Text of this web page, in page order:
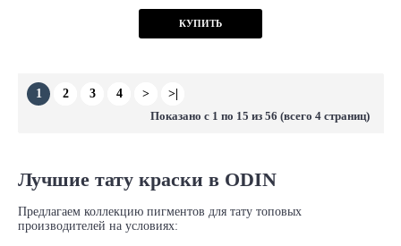
КУПИТЬ
1 2 3 4 >
>|
Показано с 1 по 15 из 56 (всего 4 страниц)
Лучшие тату краски в ODIN
Предлагаем коллекцию пигментов для тату топовых
производителей на условиях: